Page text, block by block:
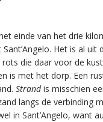
einde van het drie
Het is al uit
die daar voor de
is met het dorp. Een
Strandis misschien
langs de verbinding
in Sant’Angelo, want